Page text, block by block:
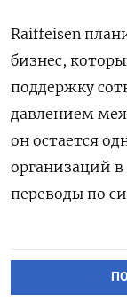
Raiffeisen
бизнес,
поддержку
давлением
он остается
организаций
переводы по